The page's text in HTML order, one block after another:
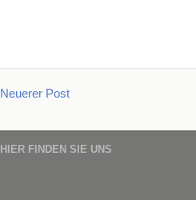
Neuerer Post
HIER FINDEN SIE UNS